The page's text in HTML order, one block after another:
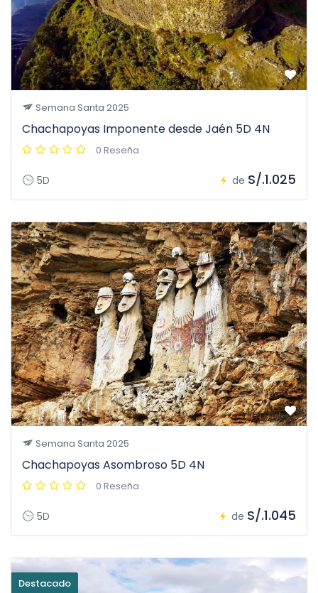
Semana Santa 2025
Chachapoyas Imponente desde Jaén 5D 4N
0 Reseña
5D de S/.1.025
Semana Santa 2025
Chachapoyas Asombroso 5D 4N
0 Reseña
5D de S/.1.045
Destacado